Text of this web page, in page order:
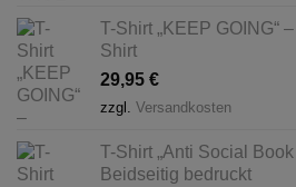
T-Shirt „KEEP GOING“
Shirt
29,95 €
zzgl. Versandkosten
T-Shirt „Anti Social Book
Beidseitig bedruckt